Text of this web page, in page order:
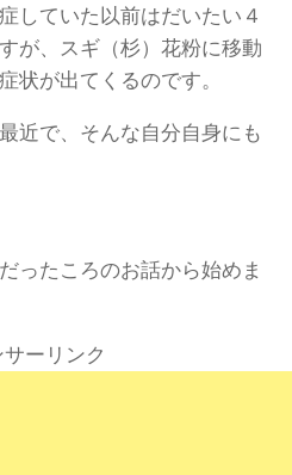
していた以前はだいたい４
が、スギ（杉）花粉に移動
状が出てくるのです。
近で、そんな自分自身にも
ったころのお話から始めま
ーリンク